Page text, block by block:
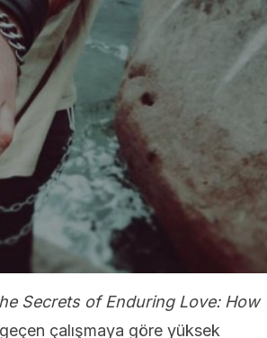
Secrets of Enduring Love: How
çalışmaya göre yüksek